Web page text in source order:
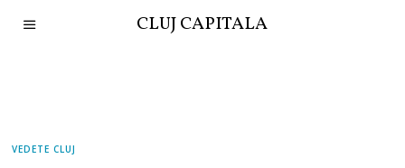
CLUJ CAPITALA
VEDETE CLUJ